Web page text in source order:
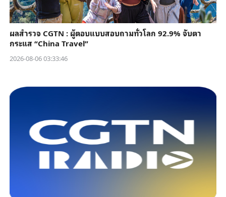
ผลสำรวจ CGTN : ผู้ตอบแบบสอบถามทั่วโลก 92.9% จับตา
กระแส “China Travel”
2026-08-06 03:33:46